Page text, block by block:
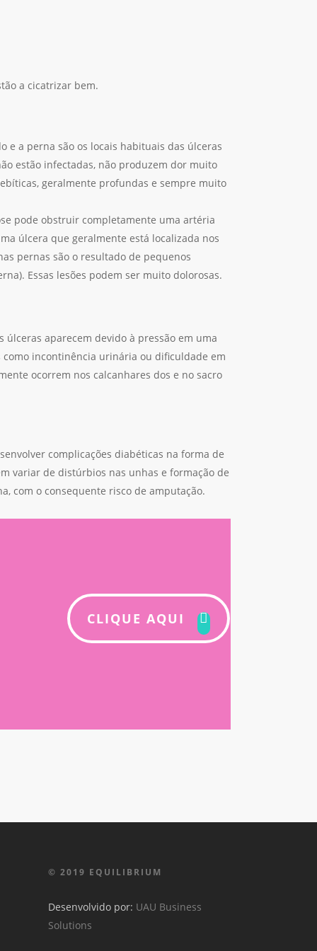
a cicatrizar bem.
e a perna são os locais habituais das úlceras
estão infectadas, não produzem dor muito
geralmente profundas e sempre muito
pode obstruir completamente uma artéria
úlcera que geralmente está localizada nos
pernas são o resultado de pequenos
Essas lesões podem ser muito dolorosas.
úlceras aparecem devido à pressão em uma
incontinência urinária ou dificuldade em
ocorrem nos calcanhares dos e no sacro
complicações diabéticas na forma de
variar de distúrbios nas unhas e formação de
com o consequente risco de amputação.
CLIQUE AQUI
© 2019 EQUILIBRIUM
Desenvolvido por: UAU Business
Solutions